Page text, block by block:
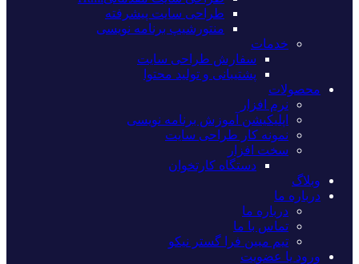
طراحی سایت پیشرفته
منتورشیپ برنامه نویسی
خدمات
سفارش طراحی سایت
پشتیبانی و تولید محتوا
محصولات
نرم افزار
اپلیکیشن آموزش برنامه نویسی
نمونه کار طراحی سایت
سخت افزار
دستگاه کارتخوان
وبلاگ
درباره ما
درباره ما
تماس با ما
تیم مبین فرا گستر نیکو
ورود یا عضویت